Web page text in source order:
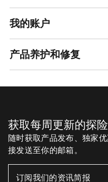
我的账户
产品养护和修复
获取每周更新的探
随时获取产品发布、独家
接发送至你的邮箱。